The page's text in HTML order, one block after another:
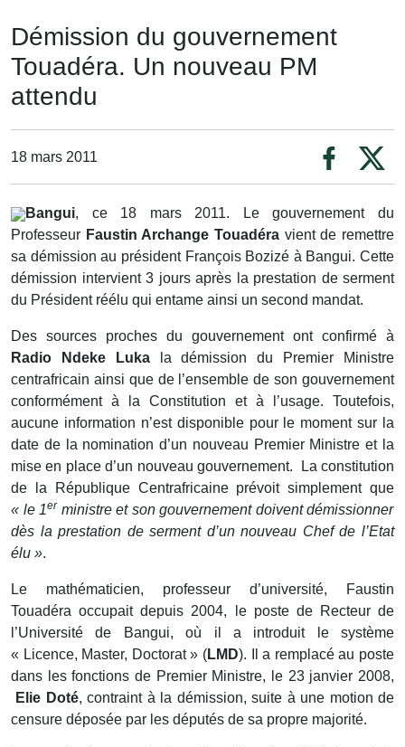
Démission du gouvernement
Touadéra. Un nouveau PM
attendu
18 mars 2011
Bangui, ce 18 mars 2011. Le gouvernement du
Professeur Faustin Archange Touadéra vient de remettre
sa démission au président François Bozizé à Bangui. Cette
démission intervient 3 jours après la prestation de serment
du Président réélu qui entame ainsi un second mandat.
Des sources proches du gouvernement ont confirmé à
Radio Ndeke Lukala démission du Premier Ministre
centrafricain ainsi que de l’ensemble de son gouvernement
conformément à la Constitution et à l’usage. Toutefois,
aucune information n’est disponible pour le moment sur la
date de la nomination d’un nouveau Premier Ministre et la
mise en place d’un nouveau gouvernement. La constitution
de la République Centrafricaine prévoit simplement que
« le 1er ministre et son gouvernement doivent démissionner
dès la prestation de serment d’un nouveau Chef de l’Etat
élu ».
Le mathématicien, professeur d’université, Faustin
Touadéra occupait depuis 2004, le poste de Recteur de
l’Université de Bangui, où il a introduit le système
« Licence, Master, Doctorat » (LMD). Il a remplacé au poste
dans les fonctions de Premier Ministre, le 23 janvier 2008,
Elie Doté, contraint à la démission, suite à une motion de
censure déposée par les députés de sa propre majorité.